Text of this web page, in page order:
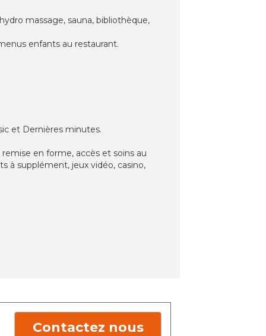
massage, sauna, bibliothèque,
enfants au restaurant.
et Dernières minutes.
en forme, accès et soins au
à supplément, jeux vidéo, casino,
Contactez nous